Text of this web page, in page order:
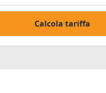
Calcola tariffa